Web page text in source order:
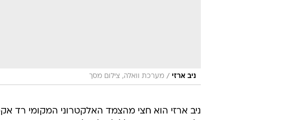
ניב ארזי / מערכת וואלה, צילום מסך
ניב ארזי הוא חצי מהצמד האלקטרוני המקומי רד